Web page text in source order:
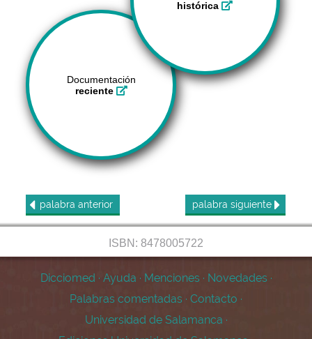
histórica
Documentación
reciente
palabra anterior palabra siguiente
ISBN: 8478005722
Dicciomed · Ayuda · Menciones · Novedades ·
Palabras comentadas · Contacto ·
Universidad de Salamanca ·